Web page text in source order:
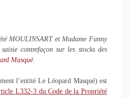
MOULINSART et Madame Fanny
contrefaçon sur les stocks des
Masqué.
l’entité Le Léopard Masqué) est
L332-3 du Code de la Propriété